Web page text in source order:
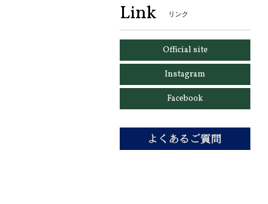
Link リンク
Official site
Instagram
Facebook